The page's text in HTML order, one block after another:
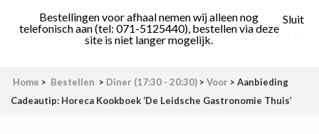
Enter)
Home > Bestellen > Diner (17:30 - 20:30) > Voor > Aanbieding
Cadeautip: Horeca Kookboek ‘De Leidsche Gastronomie Thuis’
Bestellingen voor afhaal nemen wij alleen nog
telefonisch aan (tel: 071-5125440), bestellen via deze
site is niet langer mogelijk.
Sluit